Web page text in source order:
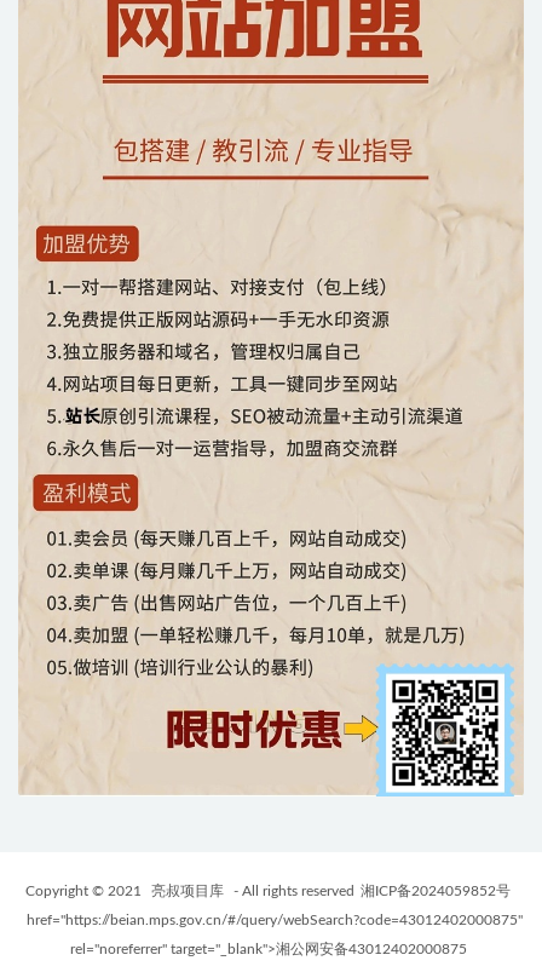
Copyright © 2021 亮叔项目库 - All rights reserved 湘ICP备2024059852号
href="https://beian.mps.gov.cn/#/query/webSearch?code=43012402000875"
rel="noreferrer" target="_blank">湘公网安备43012402000875